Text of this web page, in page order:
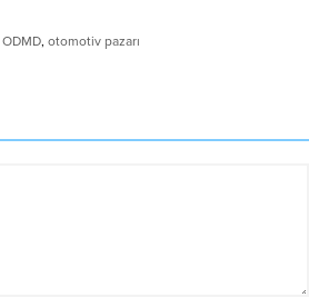
ODMD, otomotiv pazarı